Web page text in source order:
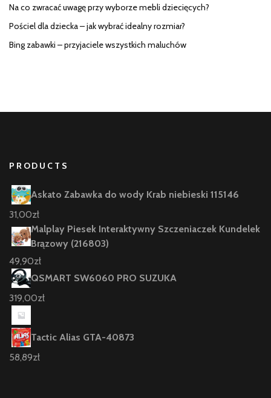
Na co zwracać uwagę przy wyborze mebli dziecięcych?
Pościel dla dziecka – jak wybrać idealny rozmiar?
Bing zabawki – przyjaciele wszystkich maluchów
PRODUCTS
Askato Zabawka do wody Krab niebieski 115146
31,00zł
Malplay Piesek Interaktywny Szczeniaczek Kundelek
Brązowy (216803)
49,90zł
QSMART SW6060 PRO SUZUKA
319,00zł
Tactic Alias GTA-40873
58,89zł